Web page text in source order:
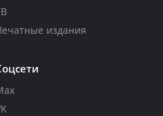
издания